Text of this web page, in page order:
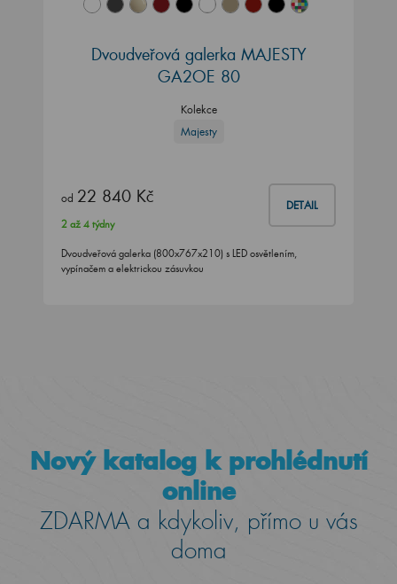
Dvoudveřová galerka MAJESTY
GA2OE 80
Kolekce
Majesty
od 22 840 Kč DETAIL
2 až 4 týdny
Dvoudveřová galerka (800x767x210) s LED osvětlením,
vypínačem a elektrickou zásuvkou
Nový katalog k prohlédnutí
online
ZDARMA a kdykoliv, přímo u vás
doma